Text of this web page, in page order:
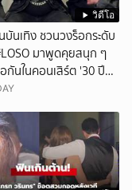
วิดีโอ
นเทิง ชวนวงร็อกระดับ
มาพูดคุยสนุก ๆ
กันในคอนเสิร์ต '30 ปี
เท่าไรก็รอ'